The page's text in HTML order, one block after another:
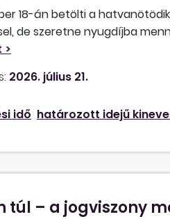
18-án betölti a
de szeretne nyugdíjba
jogviszonyt
2026. július 21.
idő határozott idejű
– a jogviszony